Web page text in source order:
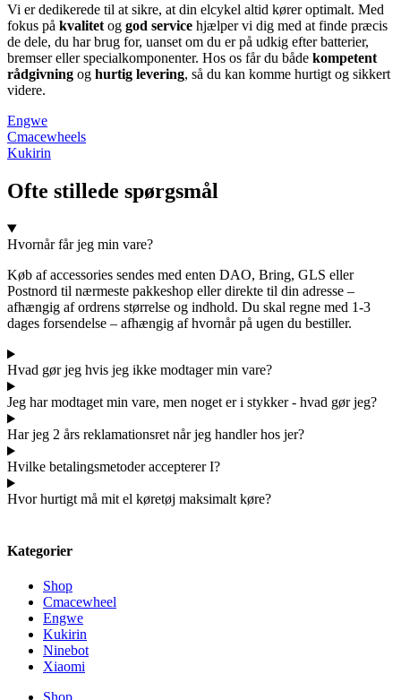
Vi er dedikerede til at sikre, at din elcykel altid kører optimalt. Med
fokus på kvalitet og god service hjælper vi dig med at finde præcis
de dele, du har brug for, uanset om du er på udkig efter batterier,
bremser eller specialkomponenter. Hos os får du både kompetent
rådgivning og hurtig levering, så du kan komme hurtigt og sikkert
videre.
Engwe
Cmacewheels
Kukirin
Ofte stillede spørgsmål
Hvornår får jeg min vare?
Køb af accessories sendes med enten DAO, Bring, GLS eller
Postnord til nærmeste pakkeshop eller direkte til din adresse –
afhængig af ordrens størrelse og indhold. Du skal regne med 1-3
dages forsendelse – afhængig af hvornår på ugen du bestiller.
Hvad gør jeg hvis jeg ikke modtager min vare?
Jeg har modtaget min vare, men noget er i stykker - hvad gør jeg?
Har jeg 2 års reklamationsret når jeg handler hos jer?
Hvilke betalingsmetoder accepterer I?
Hvor hurtigt må mit el køretøj maksimalt køre?
Kategorier
Shop
Cmacewheel
Engwe
Kukirin
Ninebot
Xiaomi
Shop